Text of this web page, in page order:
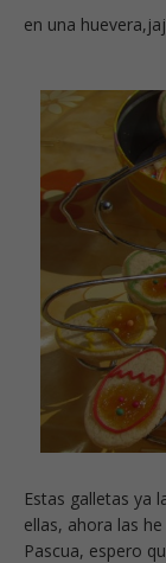
en una
Estas galletas ya
ellas, ahora las
Pascua, espero